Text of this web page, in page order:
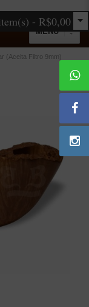
- R$0,00
MENU
(Aceita Filtro 9mm)